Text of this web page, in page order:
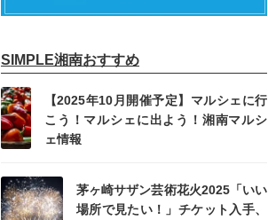
SIMPLE湘南おすすめ
【2025年10月開催予定】マルシェに行
こう！マルシェに出よう！湘南マルシ
ェ情報
茅ヶ崎サザン芸術花火2025「いい
場所で見たい！」チケット入手、